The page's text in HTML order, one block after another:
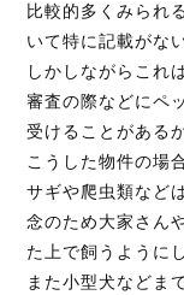
比較的多くみられ
いて特に記載がな
しかしながらこれ
審査の際などにペ
受けることがある
こうした物件の場
サギや爬虫類など
念のため大家さん
た上で飼うように
また小型犬などま